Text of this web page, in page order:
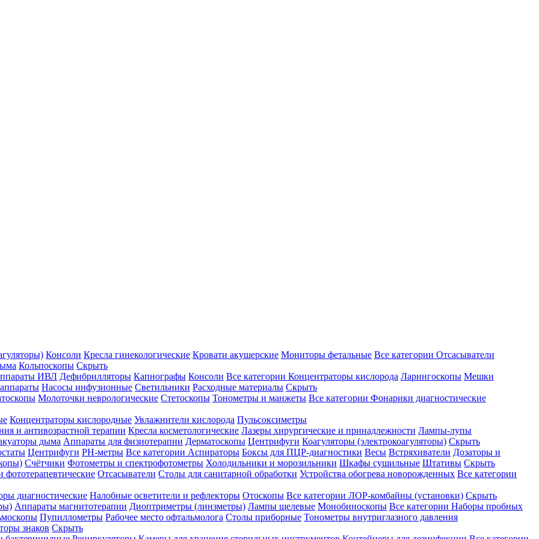
Консоли Кресла гинекологические Кровати акушерские Мониторы фетальные Все категории Отсасыватели
Кольпоскопы Скрыть
ИВЛ Дефибрилляторы Капнографы Консоли Все категории Концентраторы кислорода Ларингоскопы Мешки
Насосы инфузионные Светильники Расходные материалы Скрыть
Молоточки неврологические Стетоскопы Тонометры и манжеты Все категории Фонарики диагностические
Концентраторы кислородные Увлажнители кислорода Пульсоксиметры
и антивозрастной терапии Кресла косметологические Лазеры хирургические и принадлежности Лампы-лупы
дыма Аппараты для физиотерапии Дерматоскопы Центрифуги Коагуляторы (электрокоагуляторы) Скрыть
Центрифуги PH-метры Все категории Аспираторы Боксы для ПЦР-диагностики Весы Встряхиватели Дозаторы и
Счётчики Фотометры и спектрофотометры Холодильники и морозильники Шкафы сушильные Штативы Скрыть
фототерапевтические Отсасыватели Столы для санитарной обработки Устройства обогрева новорожденных Все категории
диагностические Налобные осветители и рефлекторы Отоскопы Все категории ЛОР-комбайны (установки) Скрыть
Аппараты магнитотерапии Диоптриметры (линзметры) Лампы щелевые Монобиноскопы Все категории Наборы пробных
Пупиллометры Рабочее место офтальмолога Столы приборные Тонометры внутриглазного давления
знаков Скрыть